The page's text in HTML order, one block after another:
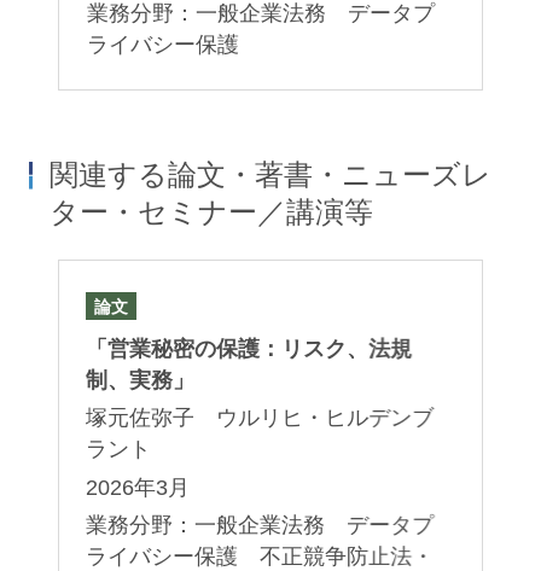
業務分野：一般企業法務 データプ
ライバシー保護
関連する論文・著書・ニューズレ
ター・セミナー／講演等
論文
「営業秘密の保護：リスク、法規
制、実務」
塚元佐弥子 ウルリヒ・ヒルデンブ
ラント
2026年3月
業務分野：一般企業法務 データプ
ライバシー保護 不正競争防止法・